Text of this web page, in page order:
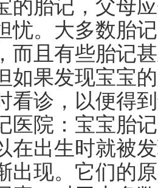
胎记，父母应
忧。大多数胎
而且有些胎记
如果发现宝宝
看诊，以便得
院：宝宝胎记
在出生时就被
出现。它们的